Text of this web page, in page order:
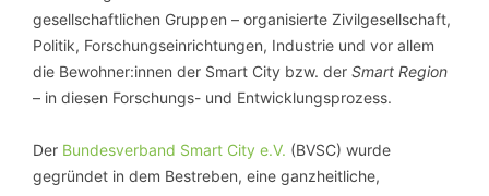
gesellschaftlichen Gruppen – organisierte Zivilgesellschaft,
Politik, Forschungseinrichtungen, Industrie und vor allem
die Bewohner:innen der Smart City bzw. der Smart Region
– in diesen Forschungs- und Entwicklungsprozess.
Der Bundesverband Smart City e.V. (BVSC) wurde
gegründet in dem Bestreben, eine ganzheitliche,